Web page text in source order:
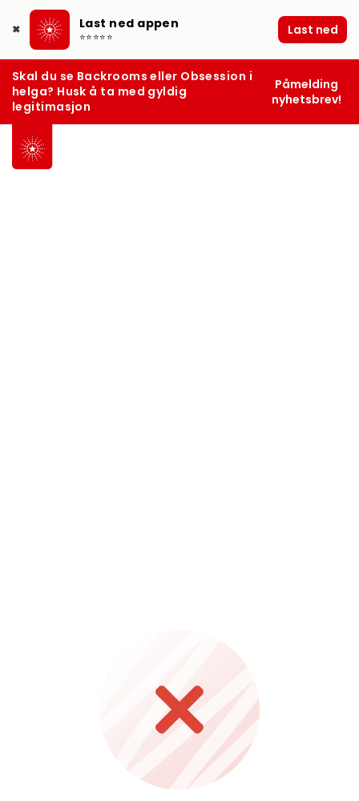
✖ Last ned appen
⭐⭐⭐⭐⭐ Last ned
Skal du se Backrooms eller Obsession i
helga? Husk å ta med gyldig
legitimasjon
Påmelding
nyhetsbrev!